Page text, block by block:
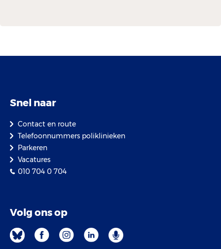
Snel naar
Contact en route
Telefoonnummers poliklinieken
Parkeren
Vacatures
010 704 0 704
Volg ons op